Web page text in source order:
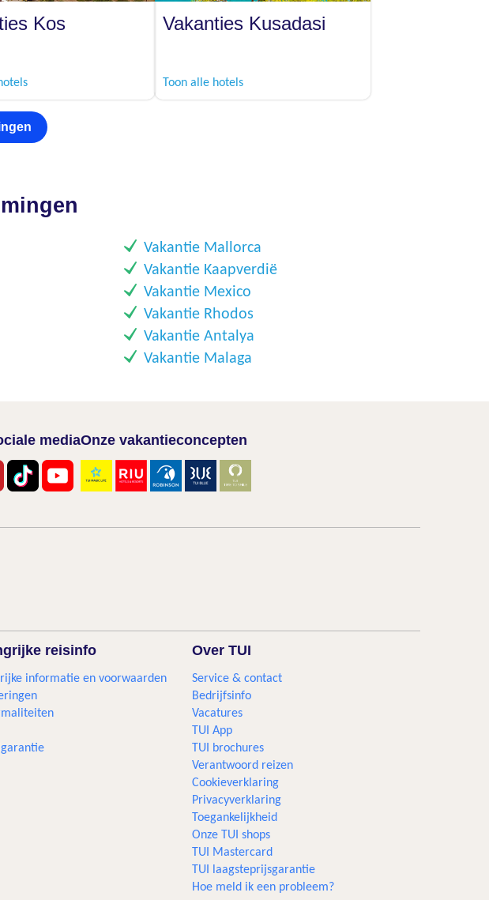
Kos Vakanties Kusadasi
Toon alle hotels
Vakantie Mallorca
Vakantie Kaapverdië
Vakantie Mexico
Vakantie Rhodos
Vakantie Antalya
Vakantie Malaga
mediaOnze vakantieconcepten
reisinfo
informatie en voorwaarden
Over TUI
Service & contact
Bedrijfsinfo
Vacatures
TUI App
TUI brochures
Verantwoord reizen
Cookieverklaring
Privacyverklaring
Toegankelijkheid
Onze TUI shops
TUI Mastercard
TUI laagsteprijsgarantie
Hoe meld ik een probleem?